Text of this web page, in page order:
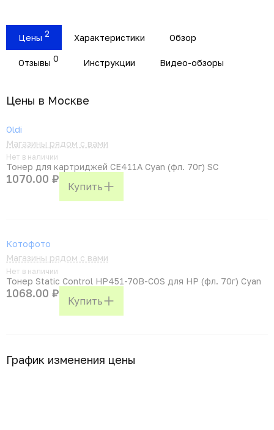
Цены 2 Характеристики Обзор
Отзывы 0 Инструкции Видео-обзоры
Цены в Москвe
Oldi
Магазины рядом с вами
Нет в наличии
Тонер для картриджей CE411A Cyan (фл. 70г) SC
1070.00 ₽
Купить
Котофото
Магазины рядом с вами
Нет в наличии
Тонер Static Control HP451-70B-COS для HP (фл. 70г) Cyan
1068.00 ₽
Купить
График изменения цены